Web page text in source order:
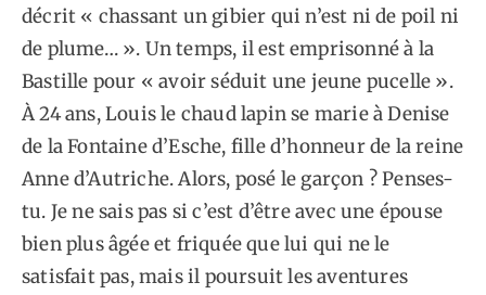
décrit « chassant un gibier qui n’est ni de poil ni
de plume… ». Un temps, il est emprisonné à la
Bastille pour « avoir séduit une jeune pucelle ».
À 24 ans, Louis le chaud lapin se marie à Denise
de la Fontaine d’Esche, fille d’honneur de la reine
Anne d’Autriche. Alors, posé le garçon ? Penses-
tu. Je ne sais pas si c’est d’être avec une épouse
bien plus âgée et friquée que lui qui ne le
satisfait pas, mais il poursuit les aventures